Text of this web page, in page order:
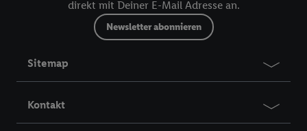
direkt mit Deiner E-Mail Adresse an.
Newsletter abonnieren
Sitemap
Kontakt